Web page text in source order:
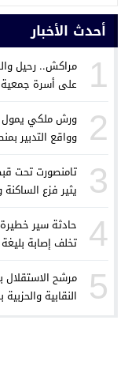
أحدث الأخبار
1
مراكش.. رحيل
على أسرة جمعية
2
ورش ملكي يمول
وواقع التدبير
3
تامنصورت تحت
يثير فزع
4
حادثة سير خطيرة
تخلف إصابة
5
مرشح الاستقلال
النقابية